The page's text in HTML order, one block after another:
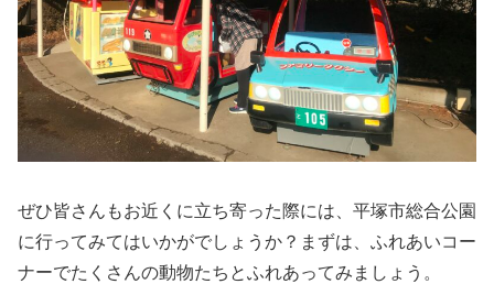
ぜひ皆さんもお近くに立ち寄った際には、平塚市総合公園
に行ってみてはいかがでしょうか？まずは、ふれあいコー
ナーでたくさんの動物たちとふれあってみましょう。